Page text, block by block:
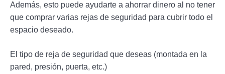
Además, esto puede ayudarte a ahorrar dinero al no tener
que comprar varias rejas de seguridad para cubrir todo el
espacio deseado.
El tipo de reja de seguridad que deseas (montada en la
pared, presión, puerta, etc.)